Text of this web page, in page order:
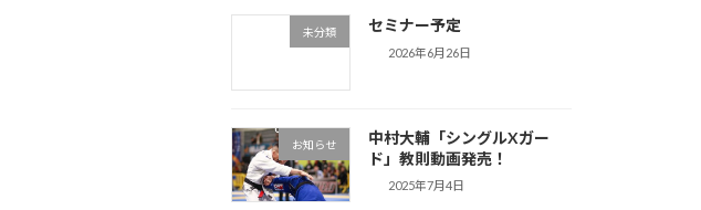
未分類 セミナー予定
2026年6月26日
お知らせ
中村大輔「シングルXガー
ド」教則動画発売！
2025年7月4日